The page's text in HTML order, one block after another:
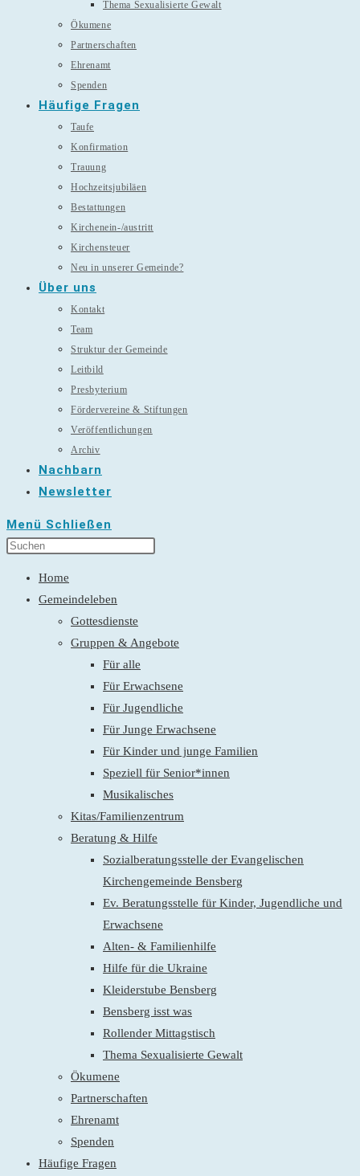
Thema Sexualisierte Gewalt
Ökumene
Partnerschaften
Ehrenamt
Spenden
Häufige Fragen
Taufe
Konfirmation
Trauung
Hochzeitsjubiläen
Bestattungen
Kirchenein-/austritt
Kirchensteuer
Neu in unserer Gemeinde?
Über uns
Kontakt
Team
Struktur der Gemeinde
Leitbild
Presbyterium
Fördervereine & Stiftungen
Veröffentlichungen
Archiv
Nachbarn
Newsletter
Menü Schließen
Home
Gemeindeleben
Gottesdienste
Gruppen & Angebote
Für alle
Für Erwachsene
Für Jugendliche
Für Junge Erwachsene
Für Kinder und junge Familien
Speziell für Senior*innen
Musikalisches
Kitas/Familienzentrum
Beratung & Hilfe
Sozialberatungsstelle der Evangelischen
Kirchengemeinde Bensberg
Ev. Beratungsstelle für Kinder, Jugendliche und
Erwachsene
Alten- & Familienhilfe
Hilfe für die Ukraine
Kleiderstube Bensberg
Bensberg isst was
Rollender Mittagstisch
Thema Sexualisierte Gewalt
Ökumene
Partnerschaften
Ehrenamt
Spenden
Häufige Fragen